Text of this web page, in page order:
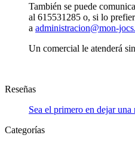
También se puede
al 615531285 o, si lo
a administracion@mon-
Un comercial le atenderá
Reseñas
Sea el primero en dejar una
Categorías